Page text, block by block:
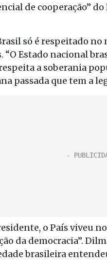
de cooperação”
só é respeitado
“O Estado nacional
a soberania
passada que tem a
o País viveu
da democracia”.
brasileira